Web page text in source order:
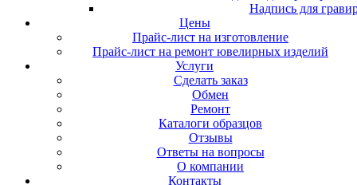
Надпись для
Цены
Прайс-лист на изготовление
Прайс-лист на ремонт ювелирных изделий
Услуги
Сделать заказ
Обмен
Ремонт
Каталоги образцов
Отзывы
Ответы на вопросы
О компании
Контакты